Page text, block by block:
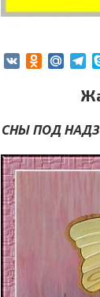
VK
СНЫ ПОД